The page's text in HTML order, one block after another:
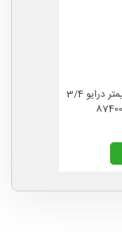
بکس کوتاه فشارقوی سایز 22 میلیمتر درایو 3/4